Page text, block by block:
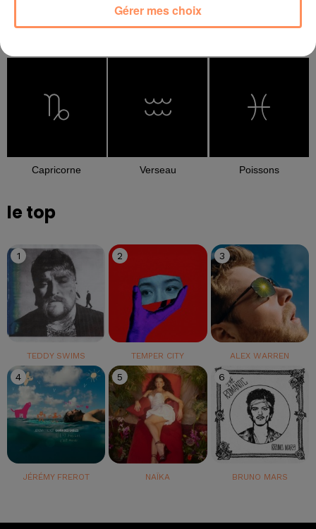
Capricorne Verseau Poissons
le top
1
TEDDY SWIMS
2
TEMPER CITY
3
ALEX WARREN
4
JÉRÉMY FREROT
5
NAÏKA
6
BRUNO MARS
Gérer mes choix